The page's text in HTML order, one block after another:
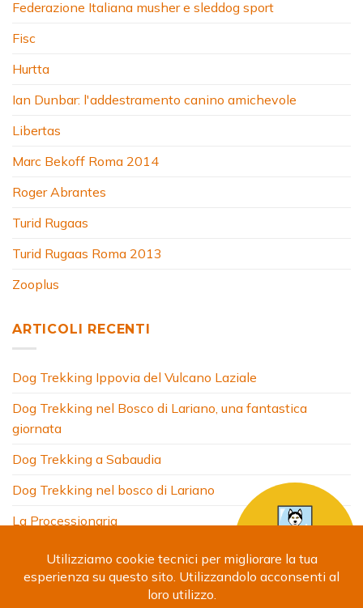
Federazione Italiana musher e sleddog sport
Fisc
Hurtta
Ian Dunbar: l'addestramento canino amichevole
Libertas
Marc Bekoff Roma 2014
Roger Abrantes
Turid Rugaas
Turid Rugaas Roma 2013
Zooplus
ARTICOLI RECENTI
Dog Trekking Ippovia del Vulcano Laziale
Dog Trekking nel Bosco di Lariano, una fantastica
giornata
Dog Trekking a Sabaudia
Dog Trekking nel bosco di Lariano
La Processionaria